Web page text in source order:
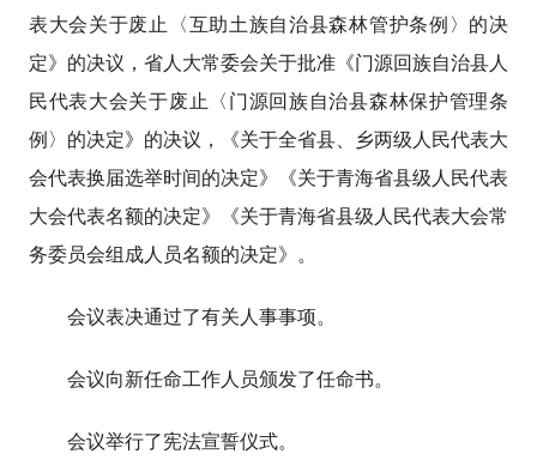
表大会关于废止〈互助土族自治县森林管护条例〉的决
定》的决议，省人大常委会关于批准《门源回族自治县人
民代表大会关于废止〈门源回族自治县森林保护管理条
例〉的决定》的决议，《关于全省县、乡两级人民代表大
会代表换届选举时间的决定》《关于青海省县级人民代表
大会代表名额的决定》《关于青海省县级人民代表大会常
务委员会组成人员名额的决定》。
会议表决通过了有关人事事项。
会议向新任命工作人员颁发了任命书。
会议举行了宪法宣誓仪式。